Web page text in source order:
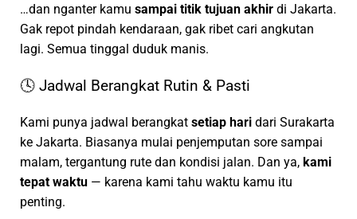
…dan nganter kamu sampai titik tujuan akhir di Jakarta.
Gak repot pindah kendaraan, gak ribet cari angkutan
lagi. Semua tinggal duduk manis.
🕓 Jadwal Berangkat Rutin & Pasti
Kami punya jadwal berangkat setiap hari dari Surakarta
ke Jakarta. Biasanya mulai penjemputan sore sampai
malam, tergantung rute dan kondisi jalan. Dan ya, kami
tepat waktu — karena kami tahu waktu kamu itu
penting.